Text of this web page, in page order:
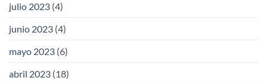
julio 2023 (4)
junio 2023 (4)
mayo 2023 (6)
abril 2023 (18)